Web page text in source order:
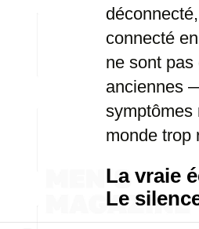
connecté
ne sont
anciennes
symptômes
monde trop
La vraie
Le